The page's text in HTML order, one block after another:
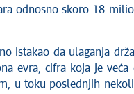
odnosno skoro 18
istakao da ulaganja
evra, cifra koja je veća
u toku poslednjih